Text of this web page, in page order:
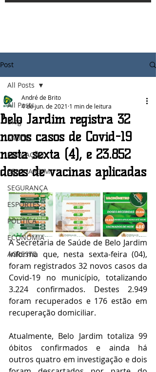
Post
All Posts
Blog
SAÚDE
EDUCAÇÃO
BELO JARDIM
SEGURANÇA
ESPORTES
POLÍTICA
ECONOMIA
AGRESTE
All Posts
Belo Jardim registra 32
novos casos de Covid-19
nesta sexta (4), e 23.852
doses de vacinas aplicadas
André de Brito
4 de jun. de 2021 1 min de leitura
A Secretaria de Saúde de Belo Jardim
informa que, nesta sexta-feira (04),
foram registrados 32 novos casos da
Covid-19 no município, totalizando
3.224 confirmados. Destes 2.949
foram recuperados e 176 estão em
recuperação domiciliar.
Atualmente, Belo Jardim totaliza 99
óbitos confirmados e ainda há
outros quatro em investigação e dois